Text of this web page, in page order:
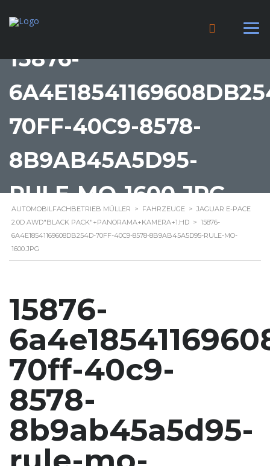
15876-
70FF-40C9-8578-
8B9AB45A5D95-
RULE-MO-1600.JPG
AUTOMOBILFACHBETRIEB MÜLLER > FAHRZEUGE > JAGUAR E-PACE
2.0D AWD"BLACK PACK"+PANORAMA+KAMERA+1.HD > 15876-
6A4E18541169608DB254D-70FF-40C9-8578-8B9AB45A5D95-RULE-MO-
1600.JPG
15876-
70ff-40c9-
8578-
8b9ab45a5d95-